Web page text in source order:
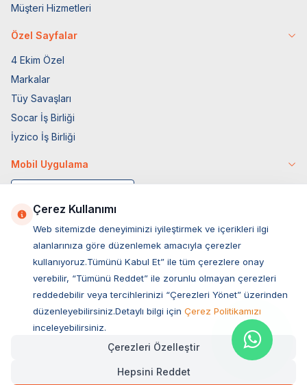
Müşteri Hizmetleri
Özel Sayfalar
4 Ekim Özel
Markalar
Tüy Savaşları
Socar İş Birliği
İyzico İş Birliği
Mobil Uygulama
Müşteri Hizmetleri
Sıkça Sorulan Sorular
Çerez Kullanımı
Web sitemizde deneyiminizi iyileştirmek ve içerikleri ilgi
alanlarınıza göre düzenlemek amacıyla çerezler
kullanıyoruz.Tümünü Kabul Et” ile tüm çerezlere onay
verebilir, “Tümünü Reddet” ile zorunlu olmayan çerezleri
reddedebilir veya tercihlerinizi “Çerezleri Yönet” üzerinden
düzenleyebilirsiniz.Detaylı bilgi için Çerez Politikamızı
inceleyebilirsiniz.
Çerezleri Özelleştir
Hepsini Reddet